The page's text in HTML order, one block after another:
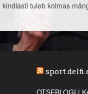
kindlasti tuleb kolmas
OTSEBLOGI |